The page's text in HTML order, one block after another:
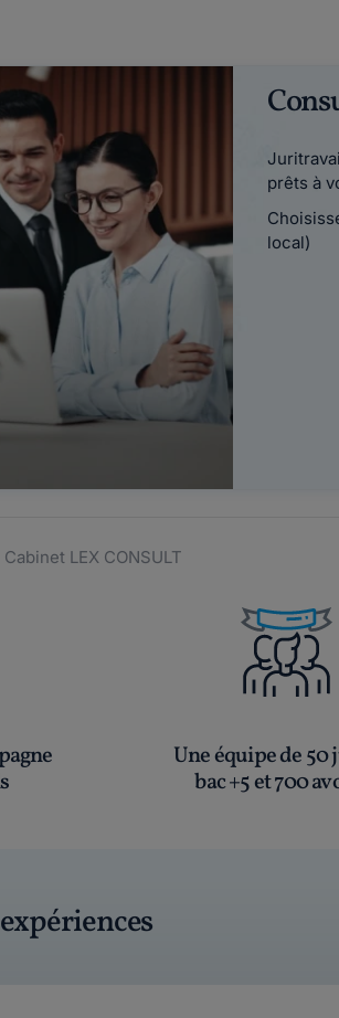
prêts à
local)
Cabinet LEX CONSULT
Une équipe de 50
bac +5 et 700